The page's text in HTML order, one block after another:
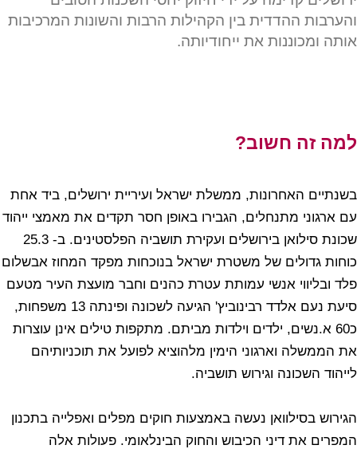
והערבות ההדדית בין הקהילות הרבות והשונות המרכיבות
אותה ומכוננות את ייחודיותה.
למה זה חשוב?
בשנתיים האחרונות, ממשלת ישראל ועיריית ירושלים, ביד אחת
עם ארגוני מתנחלים, הגבירו באופן חסר תקדים את מאמצי ייהוד
שכונת סילואן בירושלים ועקירת תושביה הפלסטינים. ב- 25.3
כוחות גדולים של משטרת ישראל בנוכחות מפקד המחוז אבשלום
פלד ובליווי אנשי עמותת עטרת כהנים וחבר מועצת העיר מטעם
סיעת נעם אלדד רבינוביץ' הגיעה לשכונה ופינתה 13 משפחות,
כ60 א.נשים, ילדים וילדות מביתם. מתקפות טילים אינן עוצרות
את הממשלה וארגוני הימין מלהוציא לפועל את תוכניותיהם
לייהוד השכונה וגירוש תושביה.
הגירוש בסילוואן נעשה באמצעות חוקים מפלים ואפלייה בתכנון
המפרים את דיני הכיבוש והחוק הבינלאומי. פעולות אלה